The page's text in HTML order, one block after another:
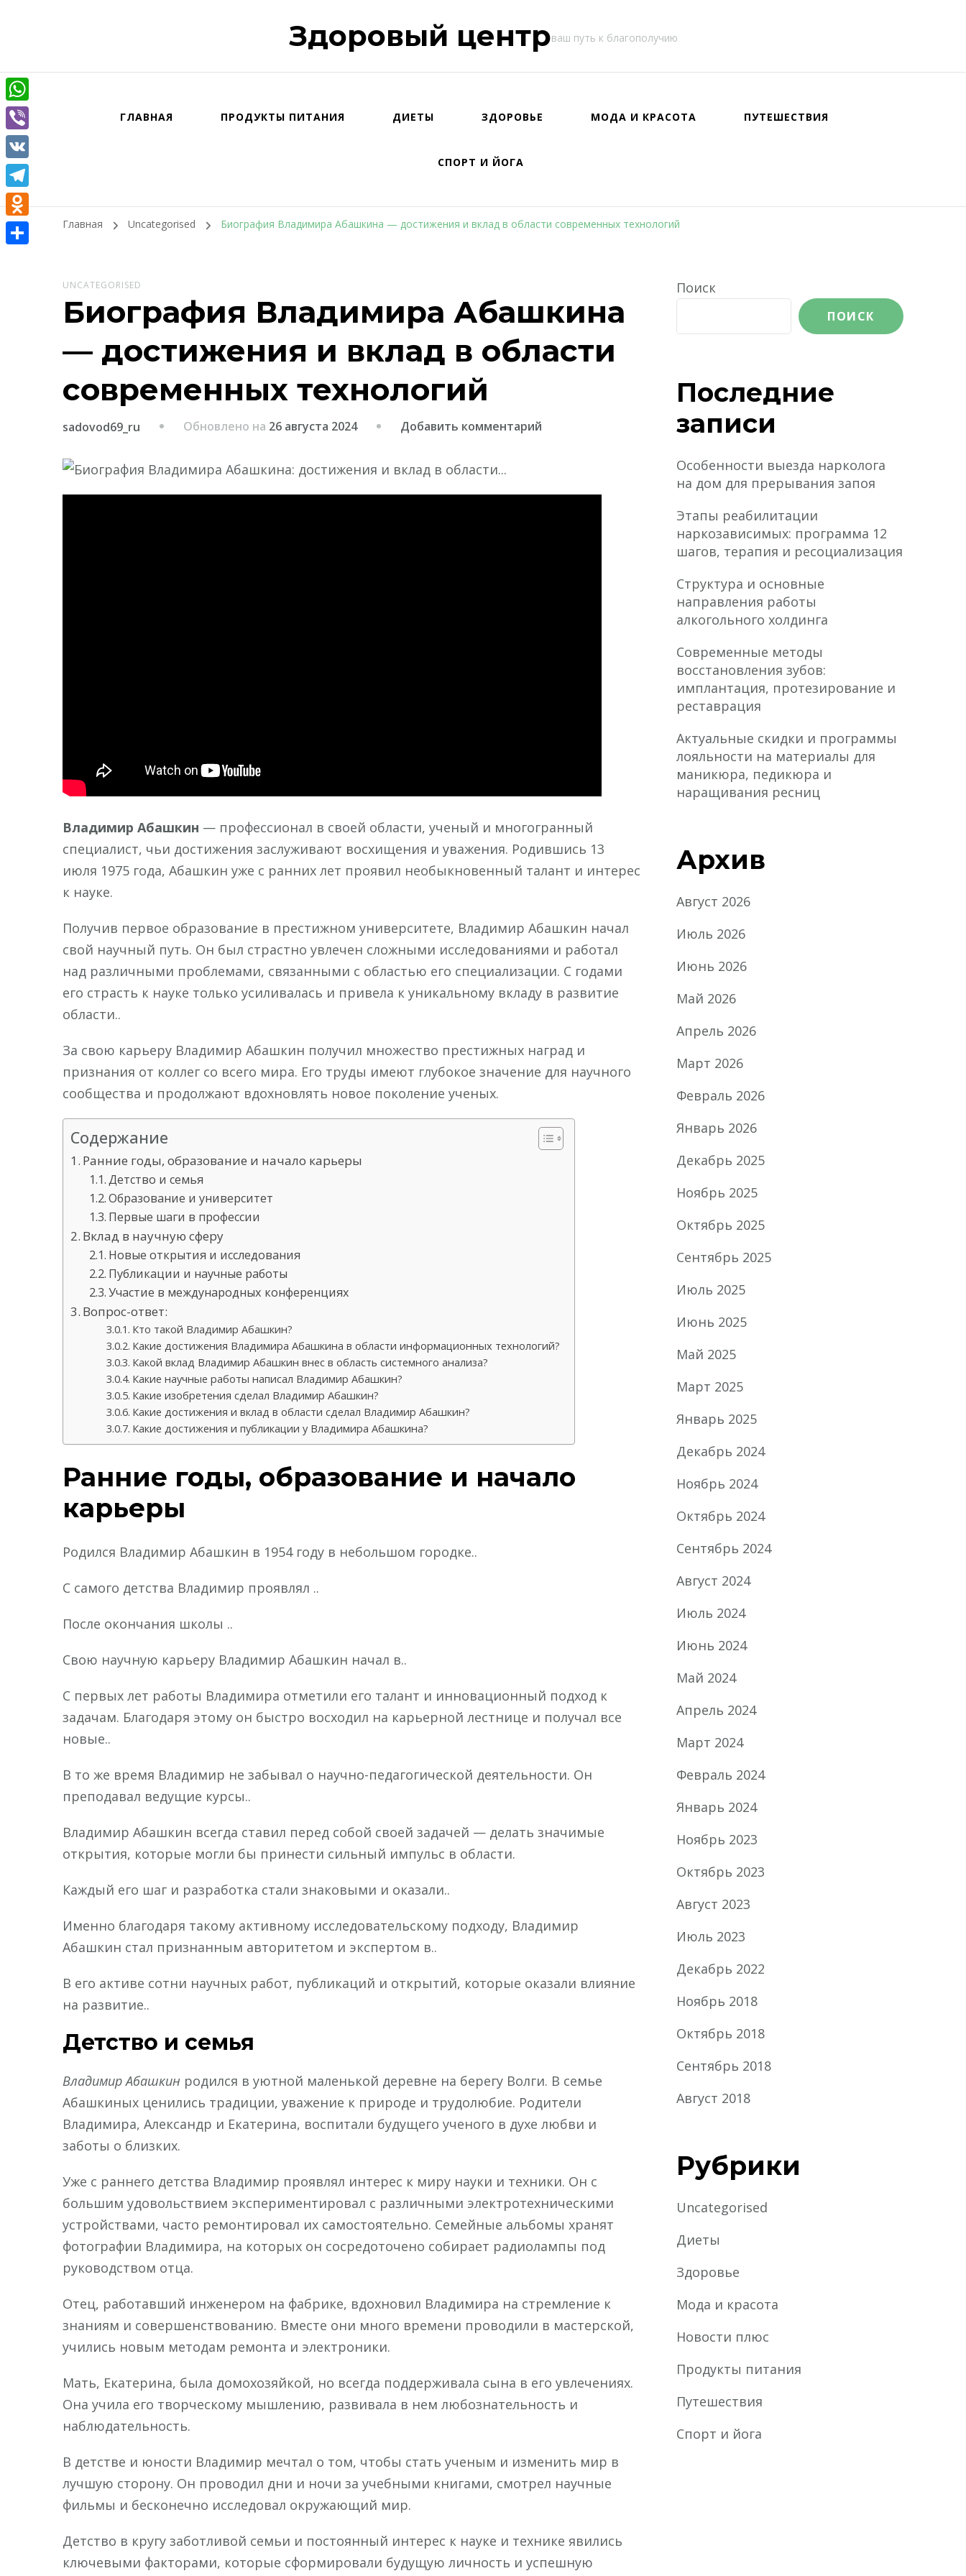
Здоровый центрваш путь к благополучию
ГЛАВНАЯ ПРОДУКТЫ ПИТАНИЯ ДИЕТЫ ЗДОРОВЬЕ МОДА И КРАСОТА ПУТЕШЕСТВИЯ
СПОРТ И ЙОГА
Главная Uncategorised Биография Владимира Абашкина — достижения и вклад в области современных технологий
UNCATEGORISED
Биография Владимира Абашкина
— достижения и вклад в области
современных технологий
sadovod69_ru Обновлено на 26 августа 2024 Добавить комментарий
Владимир Абашкин — профессионал в своей области, ученый и многогранный
специалист, чьи достижения заслуживают восхищения и уважения. Родившись 13
июля 1975 года, Абашкин уже с ранних лет проявил необыкновенный талант и интерес
к науке.
Получив первое образование в престижном университете, Владимир Абашкин начал
свой научный путь. Он был страстно увлечен сложными исследованиями и работал
над различными проблемами, связанными с областью его специализации. С годами
его страсть к науке только усиливалась и привела к уникальному вкладу в развитие
области..
За свою карьеру Владимир Абашкин получил множество престижных наград и
признания от коллег со всего мира. Его труды имеют глубокое значение для научного
сообщества и продолжают вдохновлять новое поколение ученых.
Содержание
Ранние годы, образование и начало карьеры
Детство и семья
Образование и университет
Первые шаги в профессии
Вклад в научную сферу
Новые открытия и исследования
Публикации и научные работы
Участие в международных конференциях
Вопрос-ответ:
Кто такой Владимир Абашкин?
Какие достижения Владимира Абашкина в области информационных технологий?
Какой вклад Владимир Абашкин внес в область системного анализа?
Какие научные работы написал Владимир Абашкин?
Какие изобретения сделал Владимир Абашкин?
Какие достижения и вклад в области сделал Владимир Абашкин?
Какие достижения и публикации у Владимира Абашкина?
Ранние годы, образование и начало
карьеры
Родился Владимир Абашкин в 1954 году в небольшом городке..
С самого детства Владимир проявлял ..
После окончания школы ..
Свою научную карьеру Владимир Абашкин начал в..
С первых лет работы Владимира отметили его талант и инновационный подход к
задачам. Благодаря этому он быстро восходил на карьерной лестнице и получал все
новые..
В то же время Владимир не забывал о научно-педагогической деятельности. Он
преподавал ведущие курсы..
Владимир Абашкин всегда ставил перед собой своей задачей — делать значимые
открытия, которые могли бы принести сильный импульс в области.
Каждый его шаг и разработка стали знаковыми и оказали..
Именно благодаря такому активному исследовательскому подходу, Владимир
Абашкин стал признанным авторитетом и экспертом в..
В его активе сотни научных работ, публикаций и открытий, которые оказали влияние
на развитие..
Детство и семья
Владимир Абашкин родился в уютной маленькой деревне на берегу Волги. В семье
Абашкиных ценились традиции, уважение к природе и трудолюбие. Родители
Владимира, Александр и Екатерина, воспитали будущего ученого в духе любви и
заботы о близких.
Уже с раннего детства Владимир проявлял интерес к миру науки и техники. Он с
большим удовольствием экспериментировал с различными электротехническими
устройствами, часто ремонтировал их самостоятельно. Семейные альбомы хранят
фотографии Владимира, на которых он сосредоточено собирает радиолампы под
руководством отца.
Отец, работавший инженером на фабрике, вдохновил Владимира на стремление к
знаниям и совершенствованию. Вместе они много времени проводили в мастерской,
учились новым методам ремонта и электроники.
Мать, Екатерина, была домохозяйкой, но всегда поддерживала сына в его увлечениях.
Она учила его творческому мышлению, развивала в нем любознательность и
наблюдательность.
В детстве и юности Владимир мечтал о том, чтобы стать ученым и изменить мир в
лучшую сторону. Он проводил дни и ночи за учебными книгами, смотрел научные
фильмы и бесконечно исследовал окружающий мир.
Детство в кругу заботливой семьи и постоянный интерес к науке и технике явились
ключевыми факторами, которые сформировали будущую личность и успешную
Поиск
ПОИСК
Последние
записи
Особенности выезда нарколога
на дом для прерывания запоя
Этапы реабилитации
наркозависимых: программа 12
шагов, терапия и ресоциализация
Структура и основные
направления работы
алкогольного холдинга
Современные методы
восстановления зубов:
имплантация, протезирование и
реставрация
Актуальные скидки и программы
лояльности на материалы для
маникюра, педикюра и
наращивания ресниц
Архив
Август 2026
Июль 2026
Июнь 2026
Май 2026
Апрель 2026
Март 2026
Февраль 2026
Январь 2026
Декабрь 2025
Ноябрь 2025
Октябрь 2025
Сентябрь 2025
Июль 2025
Июнь 2025
Май 2025
Март 2025
Январь 2025
Декабрь 2024
Ноябрь 2024
Октябрь 2024
Сентябрь 2024
Август 2024
Июль 2024
Июнь 2024
Май 2024
Апрель 2024
Март 2024
Февраль 2024
Январь 2024
Ноябрь 2023
Октябрь 2023
Август 2023
Июль 2023
Декабрь 2022
Ноябрь 2018
Октябрь 2018
Сентябрь 2018
Август 2018
Рубрики
Uncategorised
Диеты
Здоровье
Мода и красота
Новости плюс
Продукты питания
Путешествия
Спорт и йога
WhatsApp
Viber
VK
Telegram
Odnoklassniki